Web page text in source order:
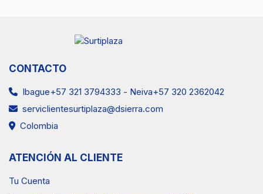
CONTACTO
Ibague+57 321 3794333 - Neiva+57 320 2362042
serviclientesurtiplaza@dsierra.com
Colombia
ATENCIÓN AL CLIENTE
Tu Cuenta